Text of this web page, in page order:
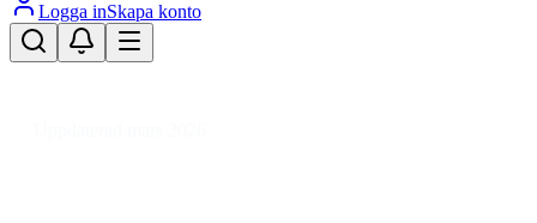
Logga inSkapa konto